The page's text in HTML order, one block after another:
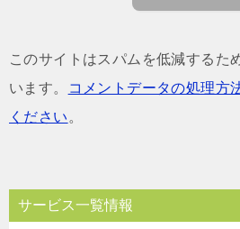
このサイトはスパムを低減するた
います。
コメントデータの処理方
ください 。
サービス一覧情報